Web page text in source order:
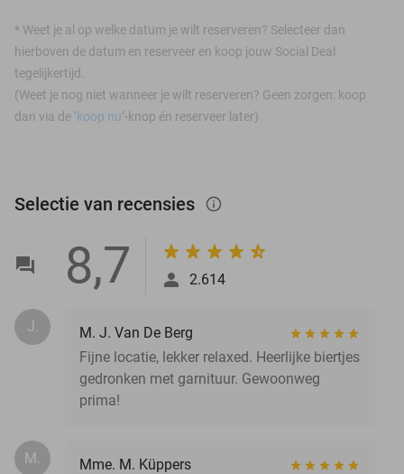
* Weet je al op welke datum je wilt reserveren? Selecteer dan
hierboven de datum en reserveer en koop jouw Social Deal
tegelijkertijd.
(Weet je nog niet wanneer je wilt reserveren? Geen zorgen: koop
dan via de ‘koop nu’-knop én reserveer later)
Selectie van recensies info_outlined
8,7 2.614
J.
M. J. Van De Berg
Fijne locatie, lekker relaxed. Heerlijke biertjes
gedronken met garnituur. Gewoonweg
prima!
M.
Mme. M. Küppers